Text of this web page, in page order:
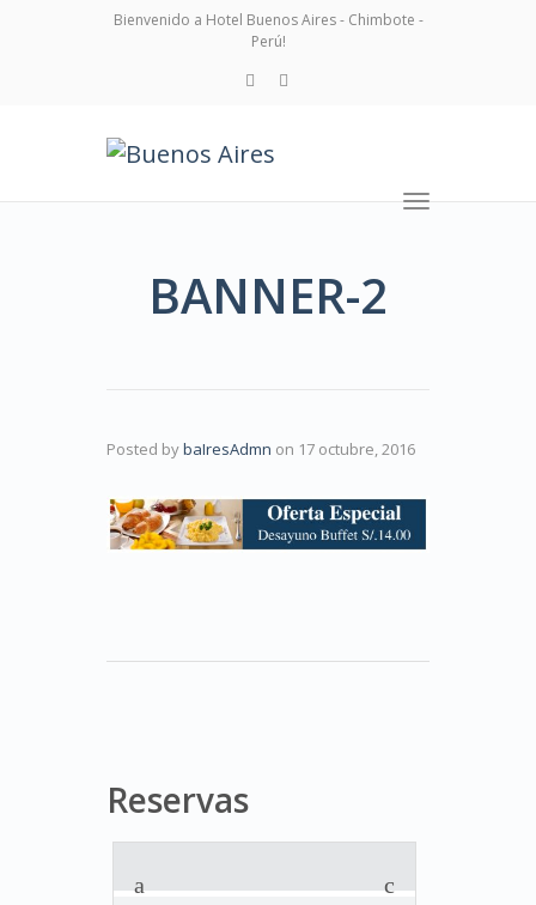
Bienvenido a Hotel Buenos Aires - Chimbote -
Perú!
Toggle
BANNER-2
Posted bybaIresAdmn on 17 octubre, 2016
Reservas